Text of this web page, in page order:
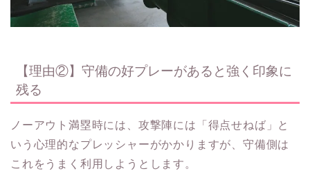
【理由②】守備の好プレーがあると強く印象に
残る
ノーアウト満塁時には、攻撃陣には「得点せねば」と
いう心理的なプレッシャーがかかりますが、守備側は
これをうまく利用しようとします。